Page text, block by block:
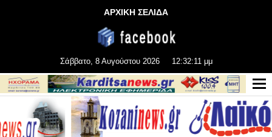
ΑΡΧΙΚΗ ΣΕΛΙΔΑ
Σάββατο, 8 Αυγούστου 2026 12:32:11 μμ